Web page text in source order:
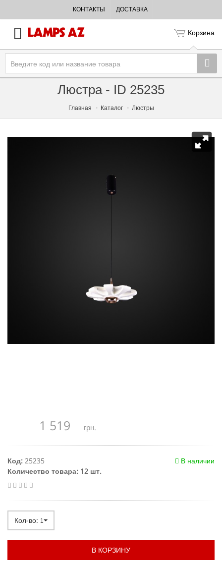
КОНТАКТЫ ДОСТАВКА
Корзина
Люстра - ID 25235
Главная Каталог Люстры
1 519 грн.
В наличии
Код: 25235
Количество товара: 12 шт.
Кол-во: 1
В КОРЗИНУ